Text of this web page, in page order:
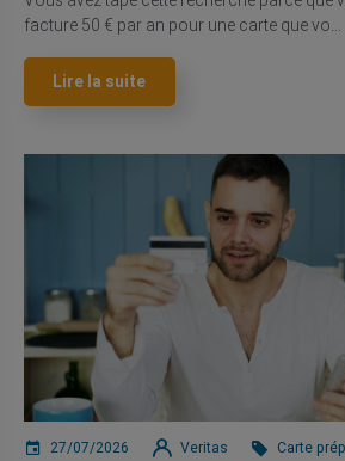
facture 50 € par an pour une carte que vo...
Lire la suite
27/07/2026 Veritas Carte